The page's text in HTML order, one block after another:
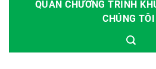
QUAN CHƯƠNG TRÌNH
CHÚNG TÔI